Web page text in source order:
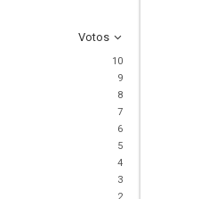
Votos
10
9
8
7
6
5
4
3